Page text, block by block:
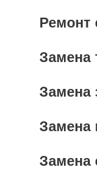
Ремонт
Замена
Замена
Замена
Замена